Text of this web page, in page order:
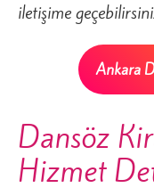
iletişime
Ankara
Dansöz
Hizmet